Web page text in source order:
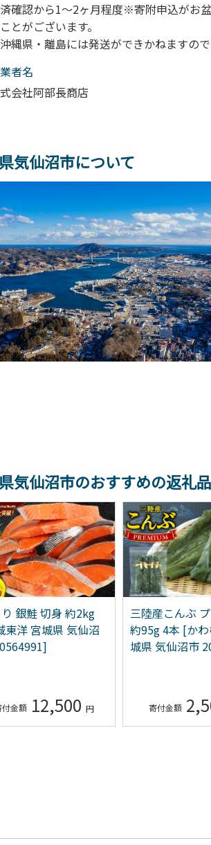
確認から1～2ヶ月程度※寄附申込がお
とがございます。
縄県・離島には発送ができかねますので
者名
会社阿部長商店
気仙沼市について
気仙沼市のおすすめの返礼品
銀鮭 切身 約2kg
東洋 宮城県 気仙沼
12,500
三陸産こんぶ
約95g 4本 [か
城県 気仙沼市